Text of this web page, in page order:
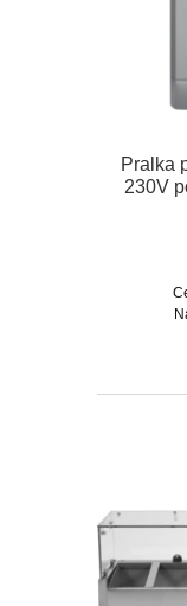
Pralka
230V